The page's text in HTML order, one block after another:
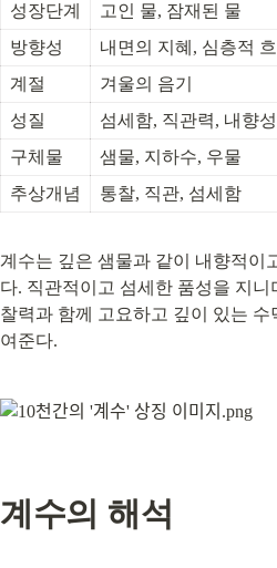
성장단계
고인 물, 잠재된 물
방향성
내면의 지혜, 심층적
계절
겨울의 음기
성질
섬세함, 직관력, 내향성
구체물
샘물, 지하수, 우물
추상개념
통찰, 직관, 섬세함
계수는 깊은 샘물과 같이 내향적이
다. 직관적이고 섬세한 품성을 지
찰력과 함께 고요하고 깊이 있는 수
여준다.
계수의 해석